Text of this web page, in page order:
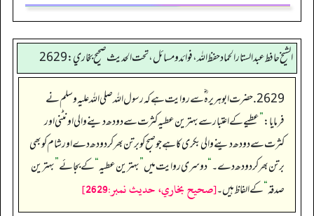
الشيخ حافط عبدالستار الحماد حفظ الله، فوائد و مسائل، تحت الحديث صحيح بخاري:2629
2629. حضرت ابو ہریرہ ؓ سے روایت ہے کہ رسول اللہ صلی اللہ علیہ وسلم نے
فرمایا:”عطیے کے اعتبار سے بہترین عطیہ کثرت سے دودھ دینے والی اونٹنی اور
کثرت سے دودھ دینے والی بکری کا ہےجو صبح کو برتن بھر کر دودھ دے اور شام کو بھی
برتن بھر کر دودھ دے۔“دوسری روایت میں”بہترین عطیہ“کے بجائے”بہترین
صدقہ“کے الفاظ ہیں۔[صحيح بخاري، حديث نمبر:2629]